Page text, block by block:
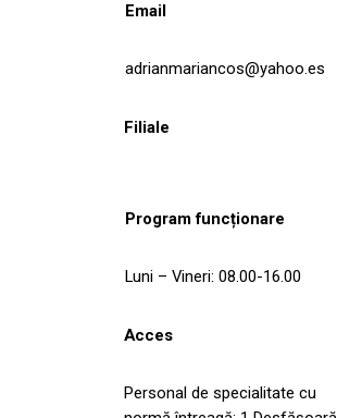
Email
adrianmariancos@yahoo.es
Filiale
Program funcționare
Luni – Vineri: 08.00-16.00
Acces
Personal de specialitate cu